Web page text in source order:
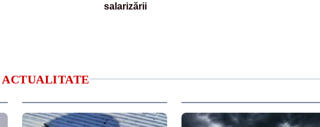
salarizării
ACTUALITATE